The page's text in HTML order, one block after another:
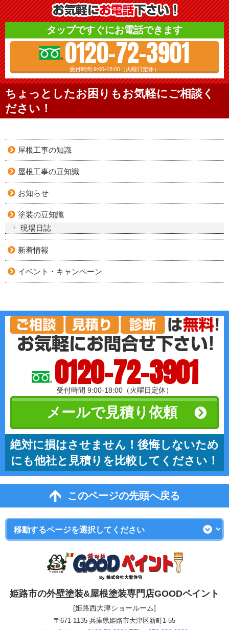
タップですぐにお電話できます
0120-72-3901
受付時間 9:00-18:00（火曜日定休）
ちょっとしたお困りもお気軽にご相談く
ださい！
屋根工事の知識
屋根工事の豆知識
お知らせ
塗装の豆知識
現場日誌
新着情報
イベント・キャンペーン
0120-72-3901
受付時間 9:00-18:00（火曜日定休）
メールで見積り依頼
絶対に損はさせません！後悔しないため
にも他社と見積りを比較してください！
このページの先頭へ戻る
姫路市の外壁塗装&屋根塗装専門店GOODペイント
[姫路西大津ショールーム]
〒671-1135 兵庫県姫路市大津区新町1-55